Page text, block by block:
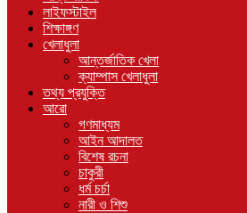
লাইফস্টাইল
শিক্ষাঙ্গণ
খেলাধুলা
আন্তর্জাতিক খেলা
ক্যাম্পাস খেলাধুলা
তথ্য প্রযুক্তি
আরো
গণমাধ্যম
আইন আদালত
বিশেষ রচনা
চাকুরী
ধর্ম চর্চা
নারী ও শিশু